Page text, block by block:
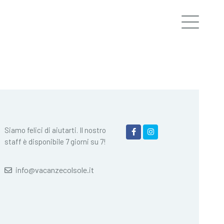
Siamo felici di aiutarti. Il nostro
staff è disponibile 7 giorni su 7!
info@vacanzecolsole.it